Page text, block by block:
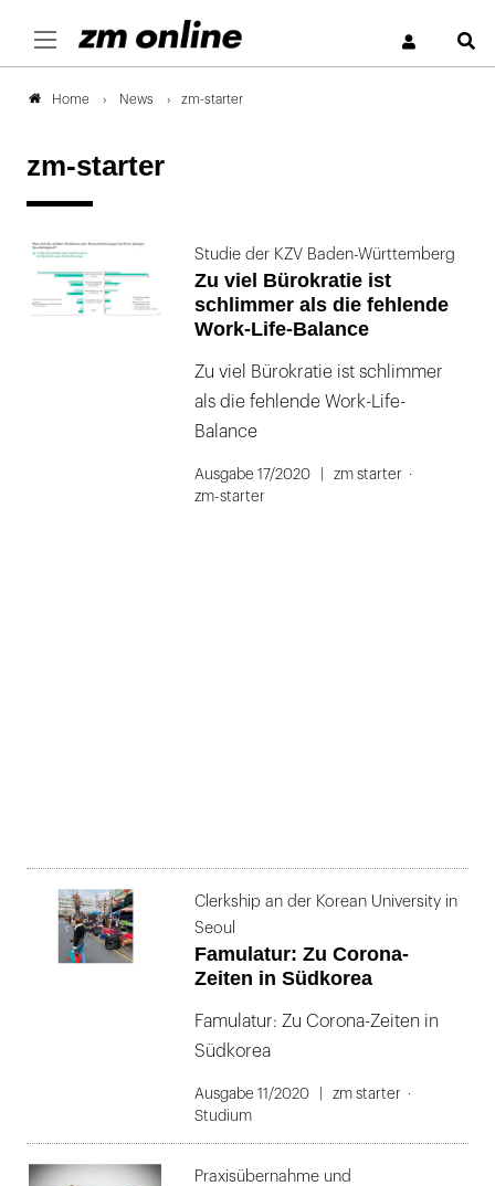
Home News zm-starter
zm-starter
Studie der KZV Baden-Württemberg
Zu viel Bürokratie ist
schlimmer als die fehlende
Work-Life-Balance
Zu viel Bürokratie ist schlimmer
als die fehlende Work-Life-
Balance
Ausgabe 17/2020
zm starter
zm-starter
Clerkship an der Korean University in
Seoul
Famulatur: Zu Corona-
Zeiten in Südkorea
Famulatur: Zu Corona-Zeiten in
Südkorea
Ausgabe 11/2020
zm starter
Studium
Praxisübernahme und